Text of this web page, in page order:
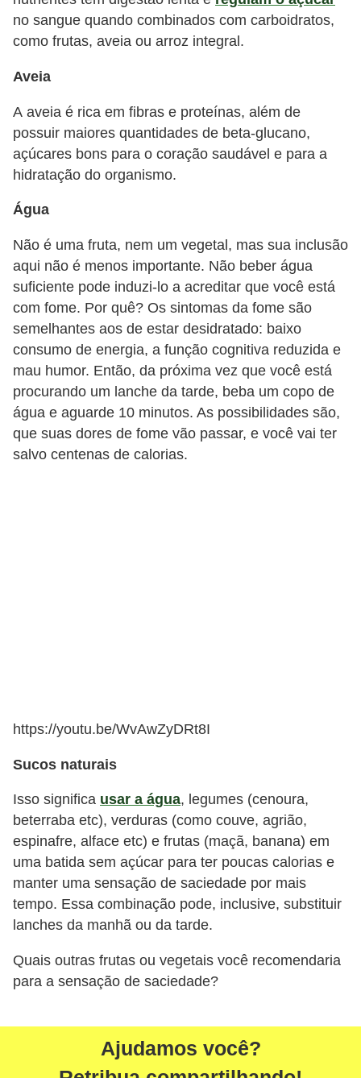
no sangue quando combinados com carboidratos,
como frutas, aveia ou arroz integral.
Aveia
A aveia é rica em fibras e proteínas, além de
possuir maiores quantidades de beta-glucano,
açúcares bons para o coração saudável e para a
hidratação do organismo.
Água
Não é uma fruta, nem um vegetal, mas sua inclusão
aqui não é menos importante. Não beber água
suficiente pode induzi-lo a acreditar que você está
com fome. Por quê? Os sintomas da fome são
semelhantes aos de estar desidratado: baixo
consumo de energia, a função cognitiva reduzida e
mau humor. Então, da próxima vez que você está
procurando um lanche da tarde, beba um copo de
água e aguarde 10 minutos. As possibilidades são,
que suas dores de fome vão passar, e você vai ter
salvo centenas de calorias.
https://youtu.be/WvAwZyDRt8I
Sucos naturais
Isso significa usar a água, legumes (cenoura,
beterraba etc), verduras (como couve, agrião,
espinafre, alface etc) e frutas (maçã, banana) em
uma batida sem açúcar para ter poucas calorias e
manter uma sensação de saciedade por mais
tempo. Essa combinação pode, inclusive, substituir
lanches da manhã ou da tarde.
Quais outras frutas ou vegetais você recomendaria
para a sensação de saciedade?
Ajudamos você?